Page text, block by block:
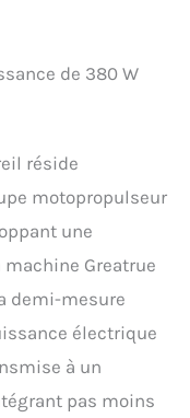
propre rend
et
est
tous les
que les
rapide,
les
les clubs,
les stands
les
de 380 W
réside
motopropulseur
une
Greatrue
demi-mesure
électrique
à un
pas moins